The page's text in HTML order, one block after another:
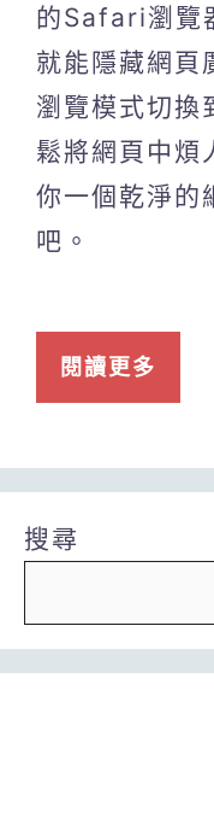
的Safari瀏覽
就能隱藏網頁
瀏覽模式切換
鬆將網頁中煩
你一個乾淨的
吧。
閱讀更多
搜尋